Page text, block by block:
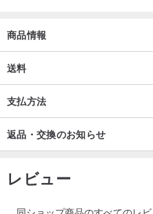
種をテーマにしたプリントTシ
物への意識を高めることを願っ
ジャイアントパンダ、学名
商品情報
送料
支払方法
返品・交換のお知らせ
レビュー